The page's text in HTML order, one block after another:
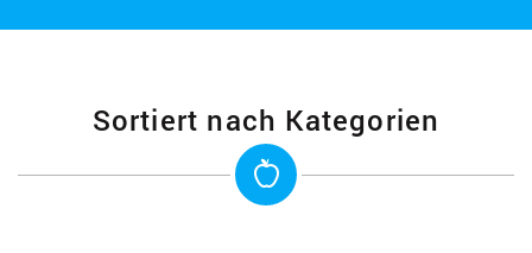
Sortiert nach Kategorien